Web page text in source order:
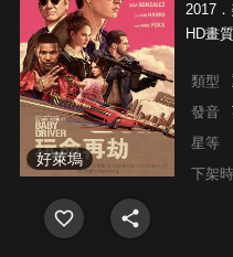
好萊塢
2017
HD畫質
類型
發音
星等
下架